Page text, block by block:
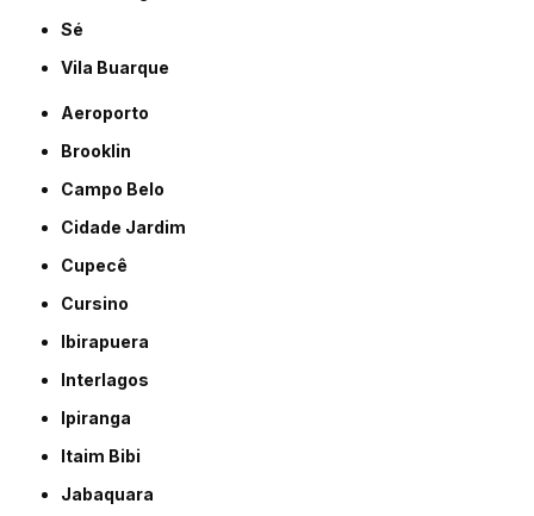
Sé
Vila Buarque
Aeroporto
Brooklin
Campo Belo
Cidade Jardim
Cupecê
Cursino
Ibirapuera
Interlagos
Ipiranga
Itaim Bibi
Jabaquara